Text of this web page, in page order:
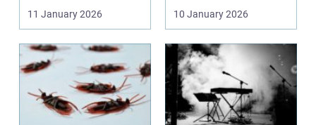
skulle flytte....
11 January 2026
opbygget, og m...
10 January 2026